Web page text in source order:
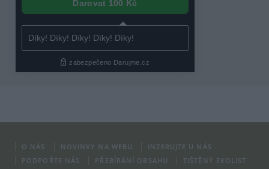
O NÁS NOVINKY NA WEBU
INZERUJTE U NÁS
PODPOŘTE NÁS
PŘEBÍRÁNÍ OBSAHU
TIŠTĚNÝ EKOLIST